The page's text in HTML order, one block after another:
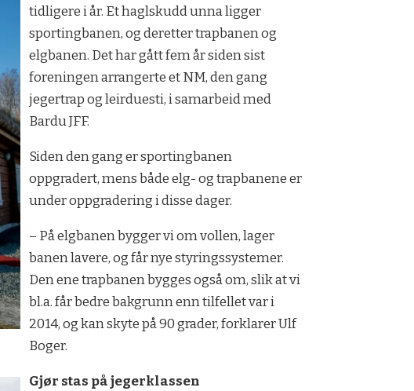
tidligere i år. Et haglskudd unna ligger
sportingbanen, og deretter trapbanen og
elgbanen. Det har gått fem år siden sist
foreningen arrangerte et NM, den gang
jegertrap og leirduesti, i samarbeid med
Bardu JFF.
Siden den gang er sportingbanen
oppgradert, mens både elg- og trapbanene er
under oppgradering i disse dager.
– På elgbanen bygger vi om vollen, lager
banen lavere, og får nye styringssystemer.
Den ene trapbanen bygges også om, slik at vi
bl.a. får bedre bakgrunn enn tilfellet var i
2014, og kan skyte på 90 grader, forklarer Ulf
Boger.
Gjør stas på jegerklassen